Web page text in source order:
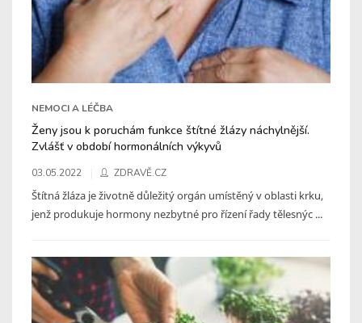
NEMOCI A LÉČBA
Ženy jsou k poruchám funkce štítné žlázy náchylnější.
Zvlášť v období hormonálních výkyvů
03.05.2022 ZDRAVĚ.CZ
Štítná žláza je životně důležitý orgán umístěný v oblasti krku,
jenž produkuje hormony nezbytné pro řízení řady tělesnýc ...